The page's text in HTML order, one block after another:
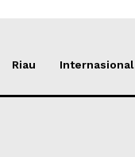
Riau Internasional